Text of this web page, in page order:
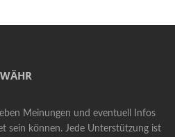
Meinungen und eventuell Infos
sein können. Jede Unterstützung ist